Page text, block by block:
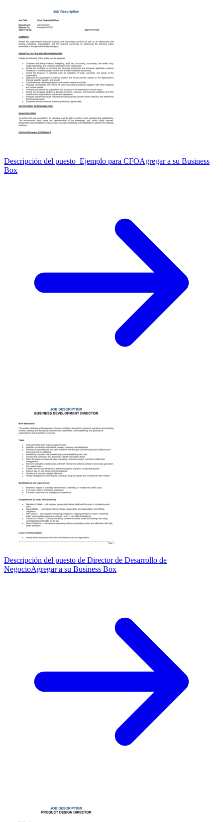
Descripción del puesto_Ejemplo para CFOAgregar a su Business
Box
Descripción del puesto de Director de Desarrollo de
NegocioAgregar a su Business Box